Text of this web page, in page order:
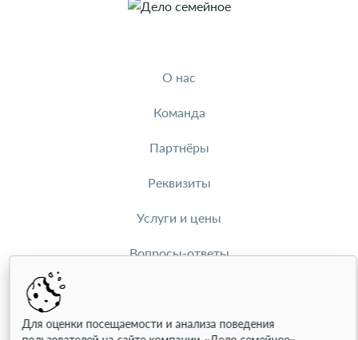
О нас
Команда
Партнёры
Реквизиты
Услуги и цены
Вопросы-ответы
Контакты
Для оценки посещаемости и анализа поведения